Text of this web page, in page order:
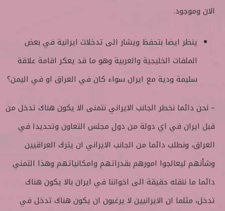
الان وموجود.
ينظر ايضا بتحفظ ويشار الى تدخلات ايرانية في بعض
الملفات الخليجية والعربية وهو ما قد يعكر اقامة علاقة
سليمة ودية مع ايران سواء كان في العراق او في اليمن؟
– نحن دائما نخطر الجانب الايراني نتمنى الا يكون هناك تدخل من
قبل ايران في اي دولة من دول مجلس التعاون وتحديدا في
العراق، ونطلب دائما من الجانب الايراني ان يترك العراقيين
وشأنهم ليعالجوا امورهم بقدراتهم وامكانياتهم وهذا التمني
دائما ما ننقله حقيقة الى اخواننا في ايران بالا يكون هناك
تدخل، مثلما ان الايرانيين لا يرغبون ان يكون هناك تدخل في